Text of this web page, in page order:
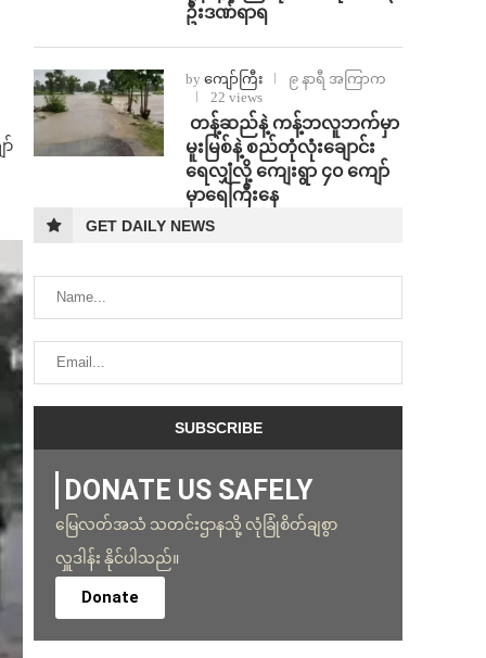
ဦးဒဏ်ရာရ
by ကျော်ကြီး
၉ နာရီ အကြာက
22 views
⁩ ⁨တန့်ဆည်နဲ့ ကန့်ဘလူဘက်မှာ
မူးမြစ်နဲ့ စည်တုံလုံးချောင်း
ရေလျှံလို့ ကျေးရွာ ၄၀ ကျော်
မှာရေကြီးနေ
GET DAILY NEWS
DONATE US SAFELY
မြေလတ်အသံ သတင်းဌာနသို့ လုံခြုံစိတ်ချစွာ
လှူဒါန်း နိုင်ပါသည်။
Donate